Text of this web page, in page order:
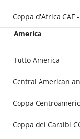
Coppa d'Africa CAF
America
Tutto America
Central American
Coppa
Coppa dei Caraibi